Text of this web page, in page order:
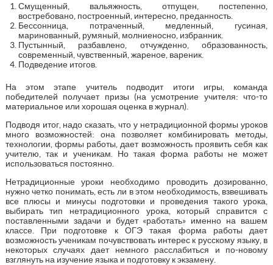
Смущенный, вальяжность, отпущен, постепенно,
востребовано, построенный, интересно, преданность.
Бессонница, потраченный, медленный, гусиная,
маринованный, румяный, молниеносно, избранник.
Пустынный, разбавлено, отчужденно, образованность,
современный, чувственный, жареное, вареник.
Подведение итогов.
На этом этапе учитель подводит итоги игры, команда
победителей получает призы (на усмотрение учителя: что-то
материальное или хорошая оценка в журнал).
Подводя итог, надо сказать, что у нетрадиционной формы уроков
много возможностей: она позволяет комбинировать методы,
технологии, формы работы, дает возможность проявить себя как
учителю, так и ученикам. Но такая форма работы не может
использоваться постоянно.
Нетрадиционные уроки необходимо проводить дозированно,
нужно четко понимать, есть ли в этом необходимость, взвешивать
все плюсы и минусы подготовки и проведения такого урока,
выбирать тип нетрадиционного урока, который справится с
поставленными задачи и будет «работать» именно на вашем
классе. При подготовке к ОГЭ такая форма работы дает
возможность ученикам почувствовать интерес к русскому языку, в
некоторых случаях дает немного расслабиться и по-новому
взглянуть на изучение языка и подготовку к экзамену.